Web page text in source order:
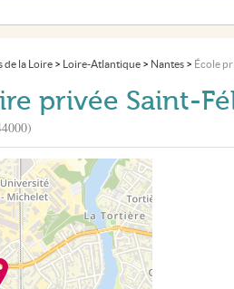
de la Loire > Loire-Atlantique > Nantes > École
privée Saint-
)